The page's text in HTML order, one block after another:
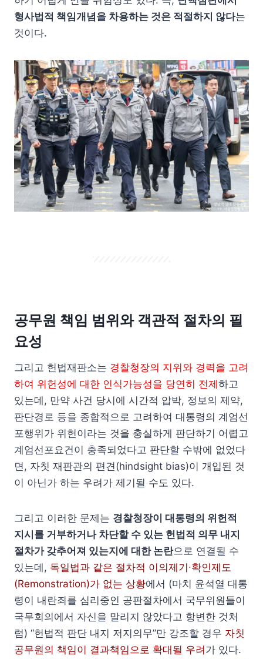
형사법적 책임개념을 차용하는 것은 적절하지 않다는
것이다.
공무원 책임 범위와 객관적 절차의 필
요성
그리고 헌법재판소는 경찰청장의 지위와 경력을 고려
하여 위헌성에 대한 인식가능성을 당연히 전제하고
있는데, 만약 사건 당시에 시간적 압박, 정보의 제약,
판단경로 등을 종합적으로 고려하여 대통령의 계엄선
포행위가 위헌이라는 것을 충실하게 판단하기 어렵고
계엄선포요건이 충족되었다고 판단할 수밖에 없었다
면, 자칫 재판관의 편견(hindsight bias)이 개입된 것
이 아닌가 하는 우려가 제기될 수도 있다.
그리고 이러한 문제는 경찰청장이 대통령의 위헌적
지시를 거부하거나 차단할 수 있는 헌법적 의무 내지
절차가 갖추어져 있는지에 대한 논란으로 연결될 수
있는데, 독일법과 같은 절차적 이의제기∙확인제도
(Remonstration)가 없는 상황에서 (마치 윤석열 대통
령이 내란죄를 심리중인 공판절차에서 국무위원들이
국무회의에서 자신을 말리지 않았다고 항변한 것처
럼) “헌법적 판단 내지 저지의무”만 강조할 경우 자칫
공무원의 책임이 결과책임으로 확대될 우려가 있다.